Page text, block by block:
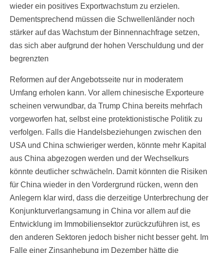
wieder ein positives Exportwachstum zu erzielen.
Dementsprechend müssen die Schwellenländer noch
stärker auf das Wachstum der Binnennachfrage setzen,
das sich aber aufgrund der hohen Verschuldung und der
begrenzten
Reformen auf der Angebotsseite nur in moderatem
Umfang erholen kann. Vor allem chinesische Exporteure
scheinen verwundbar, da Trump China bereits mehrfach
vorgeworfen hat, selbst eine protektionistische Politik zu
verfolgen. Falls die Handelsbeziehungen zwischen den
USA und China schwieriger werden, könnte mehr Kapital
aus China abgezogen werden und der Wechselkurs
könnte deutlicher schwächeln. Damit könnten die Risiken
für China wieder in den Vordergrund rücken, wenn den
Anlegern klar wird, dass die derzeitige Unterbrechung der
Konjunkturverlangsamung in China vor allem auf die
Entwicklung im Immobiliensektor zurückzuführen ist, es
den anderen Sektoren jedoch bisher nicht besser geht. Im
Falle einer Zinsanhebung im Dezember hätte die